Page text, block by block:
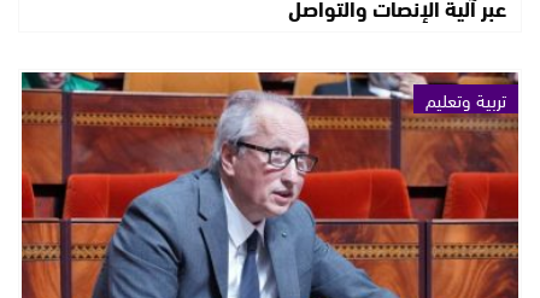
تربية وتعليم